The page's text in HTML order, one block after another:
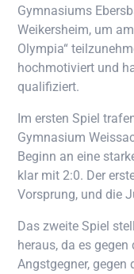
Gym­na­si­ums
Wei­kers­heim, um
Olym­pia“
hoch­mo­ti­viert und
qualifiziert.
Im ers­ten Spiel
Gym­na­si­um
Beginn an eine
klar mit 2:0. Der
Vor­sprung, und die
Das zwei­te Spiel
her­aus, da es
Angst­geg­ner,